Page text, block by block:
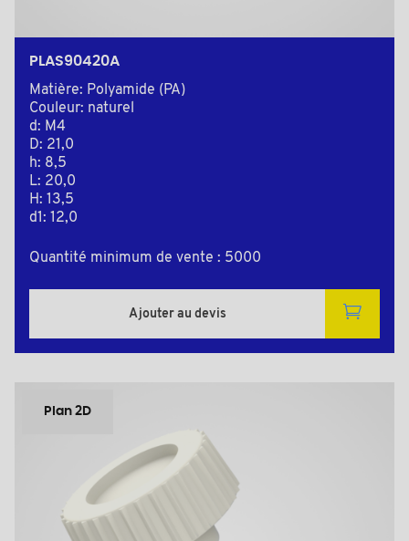
PLAS90420A
Matière: Polyamide (PA)
Couleur: naturel
d: M4
D: 21,0
h: 8,5
L: 20,0
H: 13,5
d1: 12,0
Quantité minimum de vente : 5000
Ajouter au devis
Plan 2D